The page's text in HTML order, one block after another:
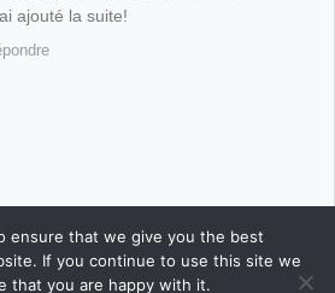
ajouté la suite!
ensure that we give you the best
If you continue to use this site we
that you are happy with it.